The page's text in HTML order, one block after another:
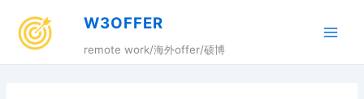
W3OFFER
remote work/海外offer/硕博